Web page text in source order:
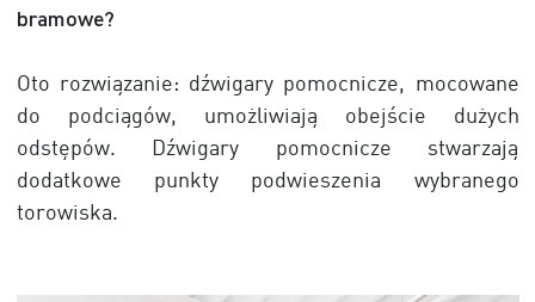
bramowe?
Oto rozwiązanie: dźwigary pomocnicze, mocowane
do podciągów, umożliwiają obejście dużych
odstępów. Dźwigary pomocnicze stwarzają
dodatkowe punkty podwieszenia wybranego
torowiska.